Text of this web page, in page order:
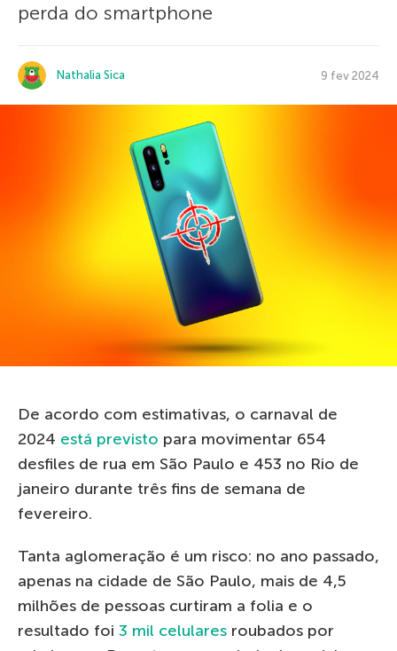
perda do smartphone
Nathalia Sica 9 fev 2024
De acordo com estimativas, o carnaval de
2024 está previsto para movimentar 654
desfiles de rua em São Paulo e 453 no Rio de
janeiro durante três fins de semana de
fevereiro.
Tanta aglomeração é um risco: no ano passado,
apenas na cidade de São Paulo, mais de 4,5
milhões de pessoas curtiram a folia e o
resultado foi 3 mil celulares roubados por